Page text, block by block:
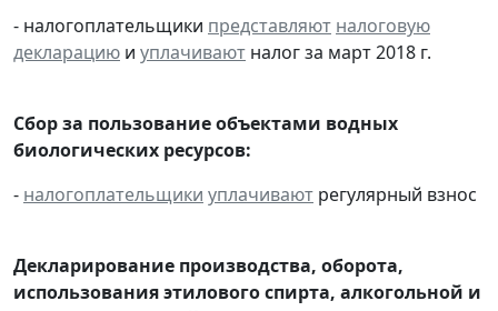
- налогоплательщики представляют налоговую
декларацию и уплачивают налог за март 2018 г.
Сбор за пользование объектами водных
биологических ресурсов:
- налогоплательщики уплачивают регулярный взнос
Декларирование производства, оборота,
использования этилового спирта, алкогольной и